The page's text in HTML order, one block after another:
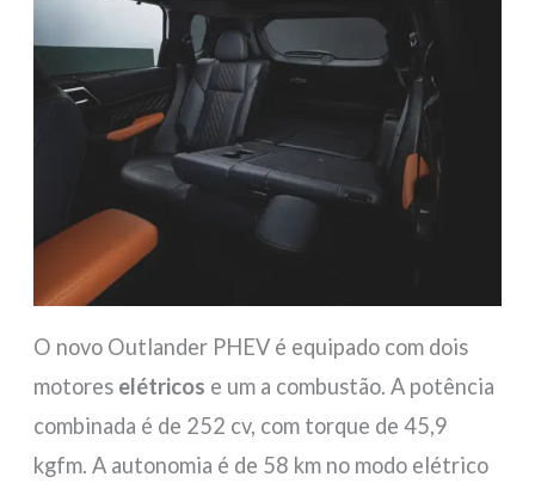
O novo Outlander PHEV é equipado com dois
motores elétricos e um a combustão. A potência
combinada é de 252 cv, com torque de 45,9
kgfm. A autonomia é de 58 km no modo elétrico